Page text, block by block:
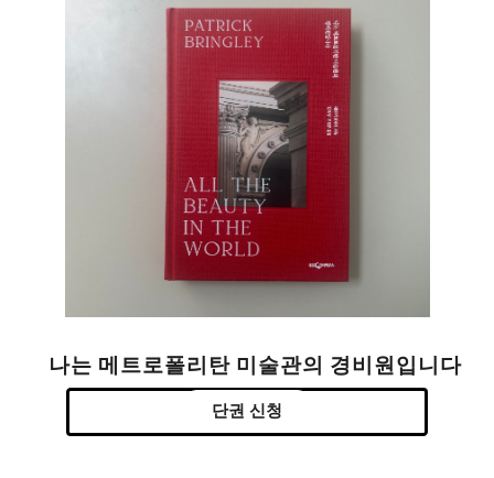
나는 메트로폴리탄 미술관의 경비원입니다
단권 신청